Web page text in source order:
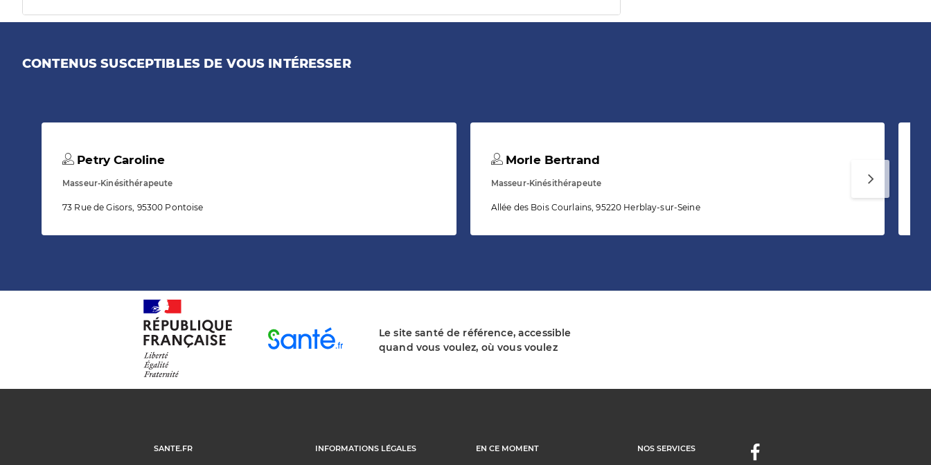
CONTENUS SUSCEPTIBLES DE VOUS INTÉRESSER
Petry Caroline
Masseur-Kinésithérapeute
73 Rue de Gisors, 95300 Pontoise
Morle Bertrand
Masseur-Kinésithérapeute
Allée des Bois Courlains, 95220 Herblay-sur-Seine
Le site santé de référence, accessible
quand vous voulez, où vous voulez
SANTE.FR INFORMATIONS LÉGALES EN CE MOMENT NOS SERVICES Facebook